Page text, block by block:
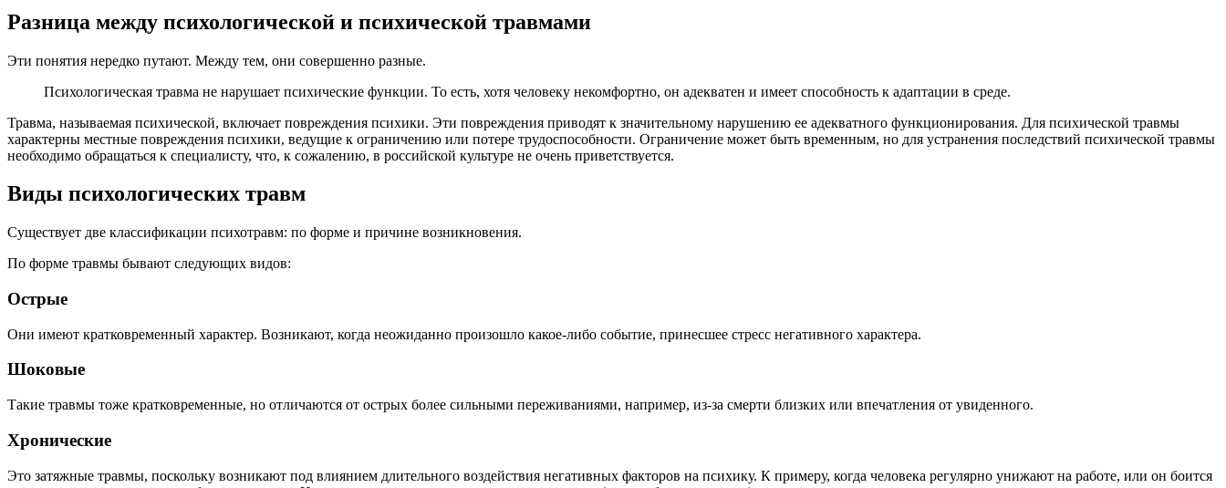
Разница между психологической и психической травмами
Эти понятия нередко путают. Между тем, они совершенно разные.
Психологическая травма не нарушает психические функции. То есть, хотя человеку некомфортно, он адекватен и имеет способность к адаптации в среде.
Травма, называемая психической, включает повреждения психики. Эти повреждения приводят к значительному нарушению ее адекватного функционирования. Для психической травмы
характерны местные повреждения психики, ведущие к ограничению или потере трудоспособности. Ограничение может быть временным, но для устранения последствий психической травмы
необходимо обращаться к специалисту, что, к сожалению, в российской культуре не очень приветствуется.
Виды психологических травм
Существует две классификации психотравм: по форме и причине возникновения.
По форме травмы бывают следующих видов:
Острые
Они имеют кратковременный характер. Возникают, когда неожиданно произошло какое-либо событие, принесшее стресс негативного характера.
Шоковые
Такие травмы тоже кратковременные, но отличаются от острых более сильными переживаниями, например, из-за смерти близких или впечатления от увиденного.
Хронические
Это затяжные травмы, поскольку возникают под влиянием длительного воздействия негативных факторов на психику. К примеру, когда человека регулярно унижают на работе, или он боится